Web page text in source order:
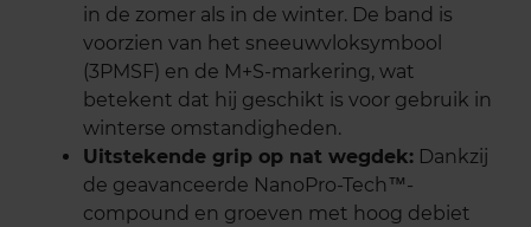
in de zomer als in de winter. De band is
voorzien van het sneeuwvloksymbool
(3PMSF) en de M+S-markering, wat
betekent dat hij geschikt is voor gebruik in
winterse omstandigheden.
Uitstekende grip op nat wegdek: Dankzij
de geavanceerde NanoPro-Tech™-
compound en groeven met hoog debiet